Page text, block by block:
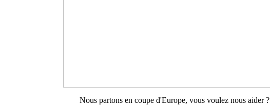
Nous partons en coupe d'Europe, vous voulez nous aider ?